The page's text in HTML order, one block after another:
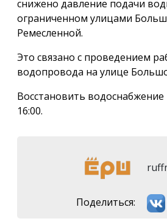
снижено давление подачи
ограниченном улицами
Ремесленной.
Это связано с проведением
водопровода на улице
Восстановить водоснабжение
16:00.
Поделиться: